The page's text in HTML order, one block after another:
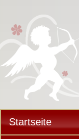
Startseite